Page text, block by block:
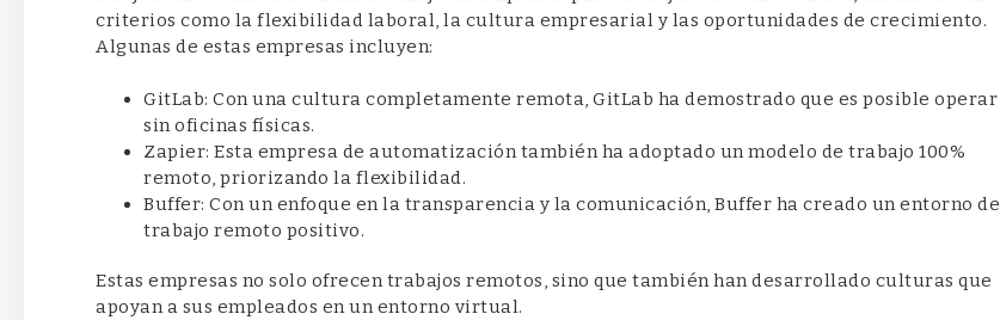
criterios como la flexibilidad laboral, la cultura empresarial y las oportunidades de crecimiento.
Algunas de estas empresas incluyen:
GitLab: Con una cultura completamente remota, GitLab ha demostrado que es posible operar
sin oficinas físicas.
Zapier: Esta empresa de automatización también ha adoptado un modelo de trabajo 100%
remoto, priorizando la flexibilidad.
Buffer: Con un enfoque en la transparencia y la comunicación, Buffer ha creado un entorno de
trabajo remoto positivo.
Estas empresas no solo ofrecen trabajos remotos, sino que también han desarrollado culturas que
apoyan a sus empleados en un entorno virtual.